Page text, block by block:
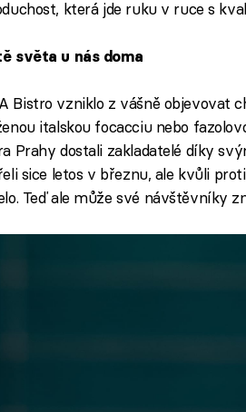
která jde ruku v ruce s
světa u nás doma
Bistro vzniklo z vášně objevovat
italskou focacciu nebo
Prahy dostali zakladatelé díky
sice letos v březnu, ale kvůli
Teď ale může své návštěvníky